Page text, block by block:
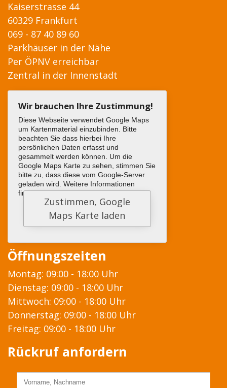
Kaiserstrasse 44
60329 Frankfurt
069 - 87 40 89 60
Parkhäuser in der Nähe
Per ÖPNV erreichbar
Zentral in der Innenstadt
Wir brauchen Ihre Zustimmung!
Diese Webseite verwendet Google Maps
um Kartenmaterial einzubinden. Bitte
beachten Sie dass hierbei Ihre
persönlichen Daten erfasst und
gesammelt werden können. Um die
Google Maps Karte zu sehen, stimmen Sie
bitte zu, dass diese vom Google-Server
geladen wird. Weitere Informationen
finden sieHIER
Öffnungszeiten
Montag: 09:00 - 18:00 Uhr
Dienstag: 09:00 - 18:00 Uhr
Mittwoch: 09:00 - 18:00 Uhr
Donnerstag: 09:00 - 18:00 Uhr
Freitag: 09:00 - 18:00 Uhr
Rückruf anfordern